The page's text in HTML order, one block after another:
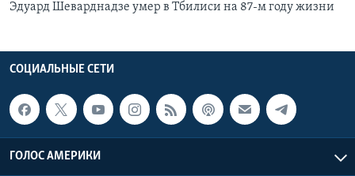
Эдуард Шеварднадзе умер в Тбилиси на 87-м году жизни
СОЦИАЛЬНЫЕ СЕТИ
ГОЛОС АМЕРИКИ